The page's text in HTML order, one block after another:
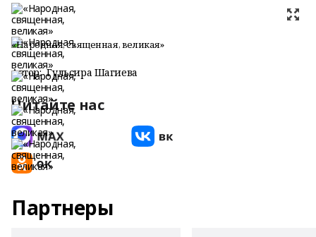
«Народная, священная, великая»
Автор: Гульсира Шагиева
Читайте нас
Партнеры